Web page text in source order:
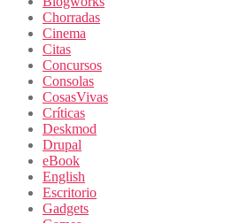
Chorradas
Cinema
Citas
Concursos
Consolas
CosasVivas
Críticas
Deskmod
Drupal
eBook
English
Escritorio
Gadgets